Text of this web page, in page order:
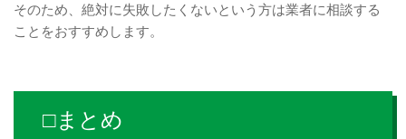
そのため、絶対に失敗したくないという方は業者に相談する
ことをおすすめします。
□まとめ